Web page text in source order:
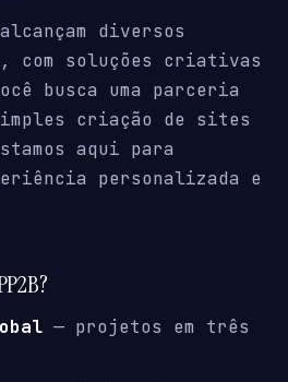
diversos
com soluções criativas
busca uma parceria
criação de sites
aqui para
personalizada e
— projetos em três